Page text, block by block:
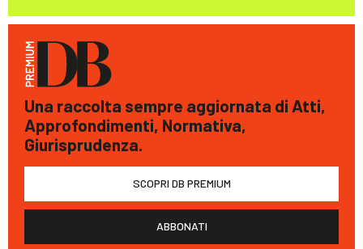
Una raccolta sempre aggiornata di Atti,
Approfondimenti, Normativa,
Giurisprudenza.
SCOPRI DB PREMIUM
ABBONATI